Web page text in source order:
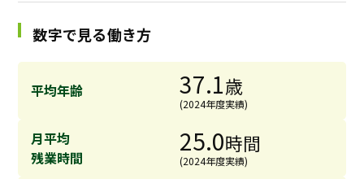
数字で見る働き方
平均年齢 37.1歳
(2024年度実績)
月平均
残業時間
25.0時間
(2024年度実績)